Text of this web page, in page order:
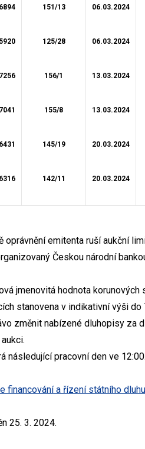
151/13 06.03.2024
125/28 06.03.2024
156/1 13.03.2024
155/8 13.03.2024
145/19 20.03.2024
142/11 20.03.2024
oprávnění emitenta ruší aukční
Českou národní
jmenovitá hodnota
stanovena v indikativní výši do
změnit nabízené dluhopisy za
následující pracovní den ve 12:00.
financování a řízení státního
25. 3. 2024.